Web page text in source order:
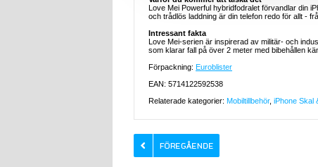
Love Mei Powerful hybridfodralet förvandlar din
och trådlös laddning är din telefon redo för allt -
Intressant fakta
Love Mei-serien är inspirerad av militär- och
som klarar fall på över 2 meter med bibehållen
Förpackning: Euroblister
EAN: 5714122592538
Relaterade kategorier: Mobiltillbehör, iPhone Skal